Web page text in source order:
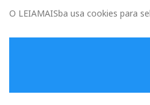
O LEIAMAISba usa cookies para